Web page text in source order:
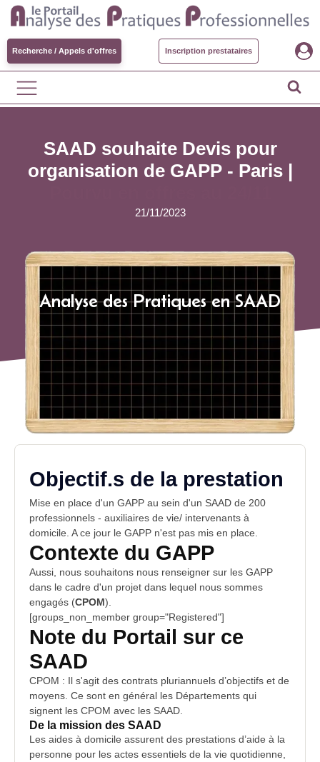
Recherche / Appels d'offres Inscription prestataires
SAAD souhaite Devis pour
organisation de GAPP - Paris |
21/11/2023
Analyse des Pratiques en SAAD
Objectif.s de la prestation
Mise en place d'un GAPP au sein d'un SAAD de 200
professionnels - auxiliaires de vie/ intervenants à
domicile. A ce jour le GAPP n'est pas mis en place.
Contexte du GAPP
Aussi, nous souhaitons nous renseigner sur les GAPP
dans le cadre d'un projet dans lequel nous sommes
engagés (CPOM).
[groups_non_member group="Registered"]
Note du Portail sur ce
SAAD
CPOM : Il s'agit des contrats pluriannuels d’objectifs et de
moyens. Ce sont en général les Départements qui
signent les CPOM avec les SAAD.
De la mission des SAAD
Les aides à domicile assurent des prestations d’aide à la
personne pour les actes essentiels de la vie quotidienne,